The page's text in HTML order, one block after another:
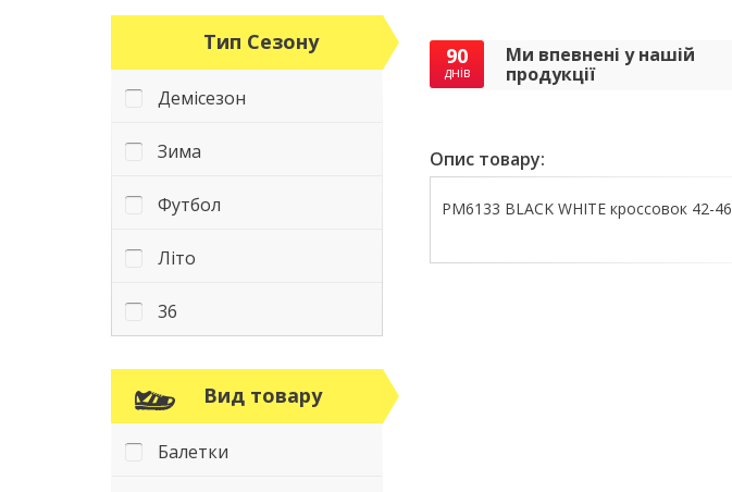
Тип Сезону
Демісезон
Зима
Футбол
Літо
36
Вид товару
Балетки
90
днів
Ми впевнені у нашій
продукції
Опис товару:
PM6133 BLACK WHITE кроссовок 42-46